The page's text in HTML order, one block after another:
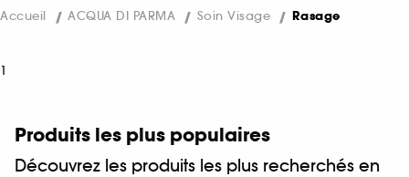
Accueil ACQUA DI PARMA Soin Visage Rasage
1
Produits les plus populaires
Découvrez les produits les plus recherchés en